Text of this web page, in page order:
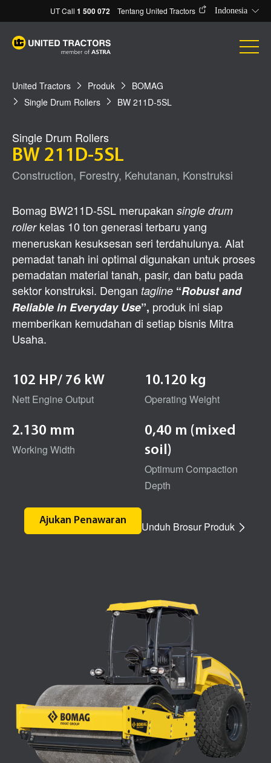
UT Call1 500 072 Tentang United Tractors Indonesia
United Tractors Produk
BOMAG
Single Drum Rollers
BW 211D-5SL
Single Drum Rollers
BW 211D-5SL
Construction, Forestry, Kehutanan, Konstruksi
Bomag BW211D-5SL merupakan single drum
rollerkelas 10 ton generasi terbaru yang
meneruskan kesuksesan seri terdahulunya. Alat
pemadat tanah ini optimal digunakan untuk proses
pemadatan material tanah, pasir, dan batu pada
sektor konstruksi. Dengan tagline “Robust and
Reliable in Everyday Use”, produk ini siap
memberikan kemudahan di setiap bisnis Mitra
Usaha.
102 HP/ 76 kW
Nett Engine Output
10.120 kg
Operating Weight
2.130 mm
Working Width
0,40 m (mixed
soil)
Optimum Compaction
Depth
Ajukan Penawaran Unduh Brosur Produk